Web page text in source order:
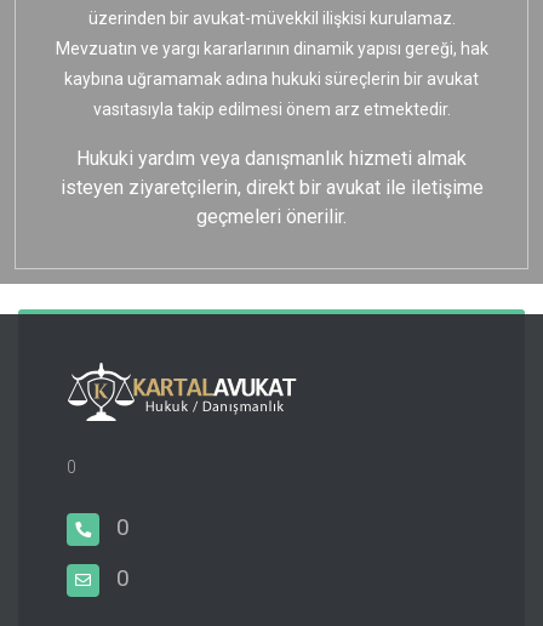
üzerinden bir avukat-müvekkil ilişkisi kurulamaz.
Mevzuatın ve yargı kararlarının dinamik yapısı gereği, hak
kaybına uğramamak adına hukuki süreçlerin bir avukat
vasıtasıyla takip edilmesi önem arz etmektedir.
Hukuki yardım veya danışmanlık hizmeti almak
isteyen ziyaretçilerin, direkt bir avukat ile iletişime
geçmeleri önerilir.
0
0
0